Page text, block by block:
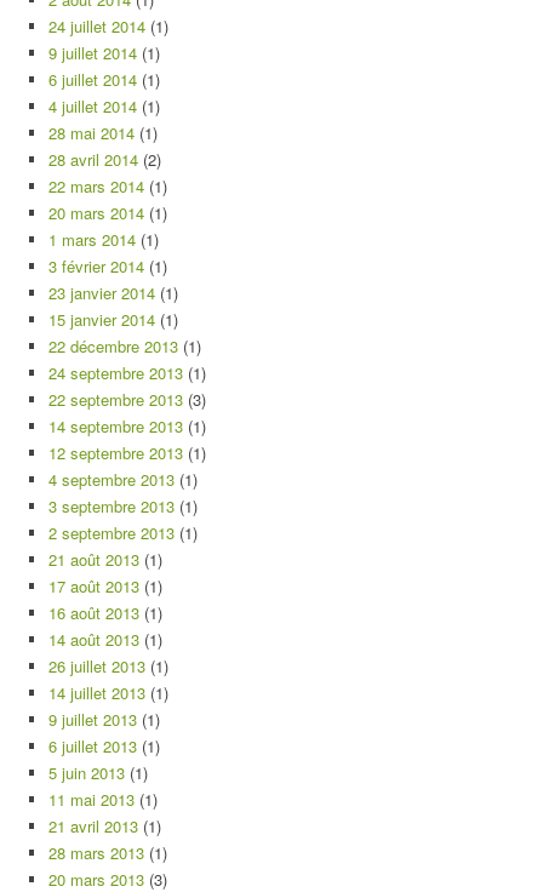
24 juillet 2014 (1)
9 juillet 2014 (1)
6 juillet 2014 (1)
4 juillet 2014 (1)
28 mai 2014 (1)
28 avril 2014 (2)
22 mars 2014 (1)
20 mars 2014 (1)
1 mars 2014 (1)
3 février 2014 (1)
23 janvier 2014 (1)
15 janvier 2014 (1)
22 décembre 2013 (1)
24 septembre 2013 (1)
22 septembre 2013 (3)
14 septembre 2013 (1)
12 septembre 2013 (1)
4 septembre 2013 (1)
3 septembre 2013 (1)
2 septembre 2013 (1)
21 août 2013 (1)
17 août 2013 (1)
16 août 2013 (1)
14 août 2013 (1)
26 juillet 2013 (1)
14 juillet 2013 (1)
9 juillet 2013 (1)
6 juillet 2013 (1)
5 juin 2013 (1)
11 mai 2013 (1)
21 avril 2013 (1)
28 mars 2013 (1)
20 mars 2013 (3)